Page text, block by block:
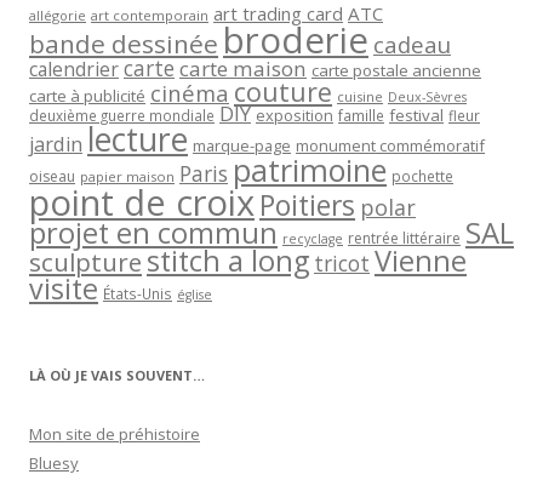
allégorie art contemporain art trading card ATC
bande dessinée broderie cadeau
calendriercartecarte maison carte postale ancienne
carte à publicité cinéma couture cuisine Deux-Sèvres
deuxième guerre mondiale DIY exposition famille festival fleur
jardin lecture marque-page monument commémoratif
oiseau papier maison Paris patrimoine pochette
point de croixPoitiers polar
projet en commun recyclage rentrée littéraire SAL
sculpturestitch a long tricot Vienne
visite États-Unis église
LÀ OÙ JE VAIS SOUVENT…
Mon site de préhistoire
Bluesy